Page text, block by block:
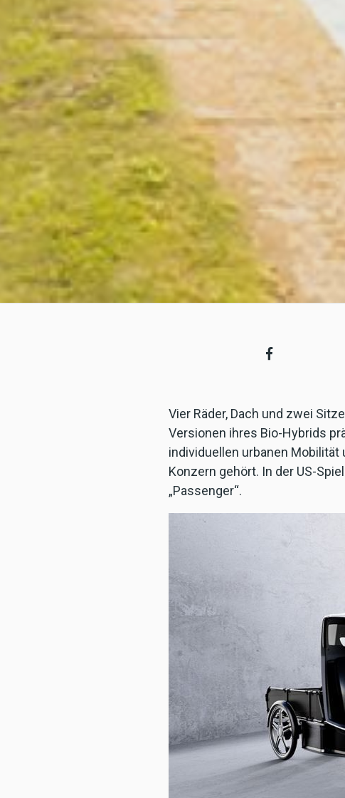
Vier Räder, Dach und zwei
Versionen ihres Bio-Hybrids
individuellen urbanen
Konzern gehört. In der US-
„Passenger“.